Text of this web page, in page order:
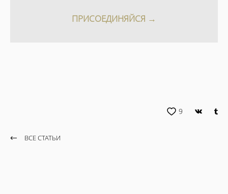
ПРИСОЕДИНЯЙСЯ →
9
ВСЕ СТАТЬИ